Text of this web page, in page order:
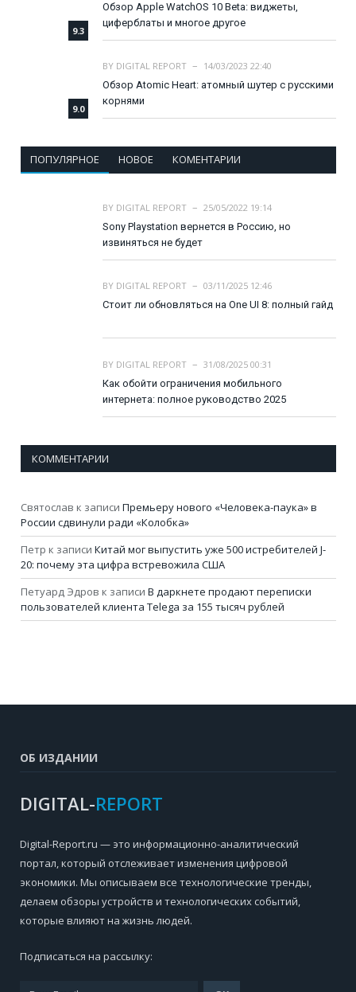
9.3
Обзор Apple WatchOS 10 Beta: виджеты,
циферблаты и многое другое
9.0
BY DIGITAL REPORT
14/03/2023 22:40
Обзор Atomic Heart: атомный шутер с русскими
корнями
ПОПУЛЯРНОЕ НОВОЕ КОМЕНТАРИИ
BY DIGITAL REPORT
25/05/2022 19:14
Sony Playstation вернется в Россию, но
извиняться не будет
BY DIGITAL REPORT
03/11/2025 12:46
Стоит ли обновляться на One UI 8: полный гайд
BY DIGITAL REPORT
31/08/2025 00:31
Как обойти ограничения мобильного
интернета: полное руководство 2025
КОММЕНТАРИИ
Святослав к записи Премьеру нового «Человека-паука» в
России сдвинули ради «Колобка»
Петр к записи Китай мог выпустить уже 500 истребителей J-
20: почему эта цифра встревожила США
Петуард Эдров к записи В даркнете продают переписки
пользователей клиента Telega за 155 тысяч рублей
ОБ ИЗДАНИИ
DIGITAL-REPORT
Digital-Report.ru — это информационно-аналитический
портал, который отслеживает изменения цифровой
экономики. Мы описываем все технологические тренды,
делаем обзоры устройств и технологических событий,
которые влияют на жизнь людей.
Подписаться на рассылку: